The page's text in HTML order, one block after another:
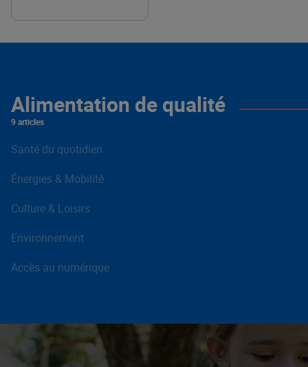
Alimentation de qualité
9 articles
Santé du quotidien
Énergies & Mobilité
Culture & Loisirs
Environnement
Accès au numérique